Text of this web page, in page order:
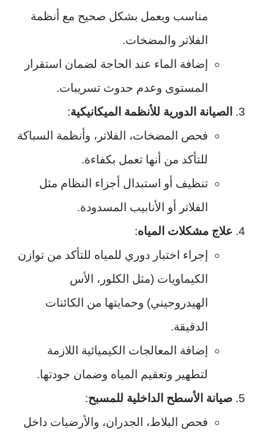
مناسب ويعمل بشكل صحيح مع أنظمة
الفلاتر والمضخات.
إضافة الماء عند الحاجة لضمان استقرار
المستوى وعدم حدوث تسريبات.
الصيانة الدورية للأنظمة الميكانيكية:
فحص المضخات، الفلاتر، وأنظمة السباكة
للتأكد من أنها تعمل بكفاءة.
تنظيف أو استبدال أجزاء النظام مثل
الفلاتر أو الأنابيب المسدودة.
علاج مشكلات المياه:
إجراء اختبار دوري للمياه للتأكد من توازن
الكيماويات (مثل الكلور، الأس
الهيدروجيني) وحمايتها من الكائنات
الدقيقة.
إضافة المعالجات الكيميائية اللازمة
لتطهير وتعقيم المياه وضمان جودتها.
صيانة الأسطح الداخلية للمسبح:
فحص البلاط، الجدران، والأرضيات داخل